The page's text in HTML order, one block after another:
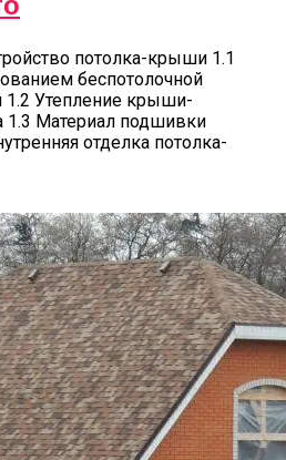
потолка-крыши 1.1
беспотолочной
Утепление крыши-
1.3 Материал подшивки
отделка потолка-